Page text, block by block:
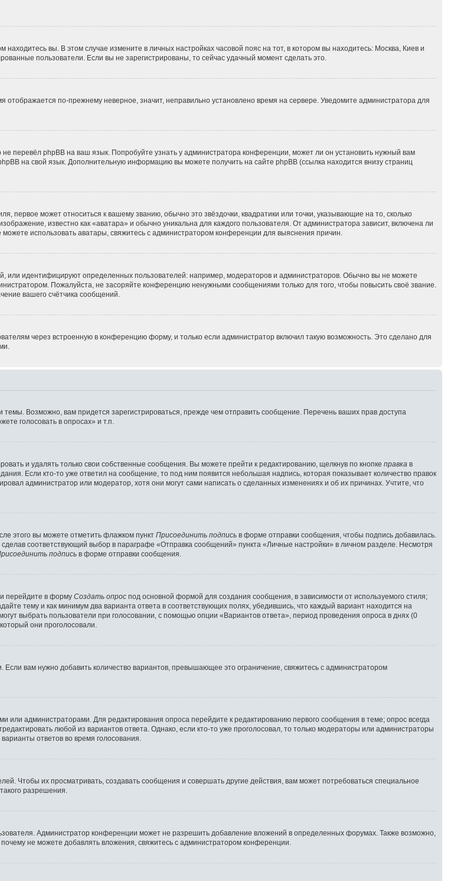
вы. В этом случае измените в личных настройках часовой пояс на тот, в котором вы находитесь: Москва, Киев и
пользователи. Если вы не зарегистрированы, то сейчас удачный момент сделать это.
отображается по-прежнему неверное, значит, неправильно установлено время на сервере. Уведомите администратора для
перевёл phpBB на ваш язык. Попробуйте узнать у администратора конференции, может ли он установить нужный вам
на свой язык. Дополнительную информацию вы можете получить на сайте phpBB (ссылка находится внизу страниц
первое может относиться к вашему званию, обычно это звёздочки, квадратики или точки, указывающие на то, сколько
известно как «аватара» и обычно уникальна для каждого пользователя. От администратора зависит, включена ли
использовать аватары, свяжитесь с администратором конференции для выяснения причин.
идентифицируют определенных пользователей: например, модераторов и администраторов. Обычно вы не можете
Пожалуйста, не засоряйте конференцию ненужными сообщениями только для того, чтобы повысить своё звание.
вашего счётчика сообщений.
через встроенную в конференцию форму, и только если администратор включил такую возможность. Это сделано для
Возможно, вам придется зарегистрироваться, прежде чем отправить сообщение. Перечень ваших прав доступа
голосовать в опросах» и т.п.
и удалять только свои собственные сообщения. Вы можете прейти к редактированию, щелкнув по кнопке правка в
Если кто-то уже ответил на сообщение, то под ним появится небольшая надпись, которая показывает количество правок
администратор или модератор, хотя они могут сами написать о сделанных изменениях и об их причинах. Учтите, что
этого вы можете отметить флажком пункт Присоединить подпись в форме отправки сообщения, чтобы подпись добавилась.
соответствующий выбор в параграфе «Отправка сообщений» пункта «Личные настройки» в личном разделе. Несмотря
подпись в форме отправки сообщения.
перейдите в форму Создать опрос под основной формой для создания сообщения, в зависимости от используемого стиля;
тему и как минимум два варианта ответа в соответствующих полях, убедившись, что каждый вариант находится на
выбрать пользователи при голосовании, с помощью опции «Вариантов ответа», период проведения опроса в днях (0
они проголосовали.
вам нужно добавить количество вариантов, превышающее это ограничение, свяжитесь с администратором
или администраторами. Для редактирования опроса перейдите к редактированию первого сообщения в теме; опрос всегда
любой из вариантов ответа. Однако, если кто-то уже проголосовал, то только модераторы или администраторы
ответов во время голосования.
Чтобы их просматривать, создавать сообщения и совершать другие действия, вам может потребоваться специальное
разрешения.
Администратор конференции может не разрешить добавление вложений в определенных форумах. Также возможно,
не можете добавлять вложения, свяжитесь с администратором конференции.